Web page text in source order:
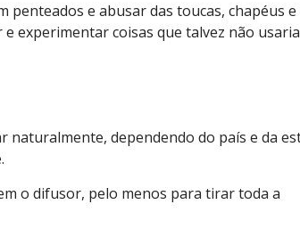
penteados e abusar das toucas, chapéus e
experimentar coisas que talvez não
naturalmente, dependendo do país e da
o difusor, pelo menos para tirar toda a